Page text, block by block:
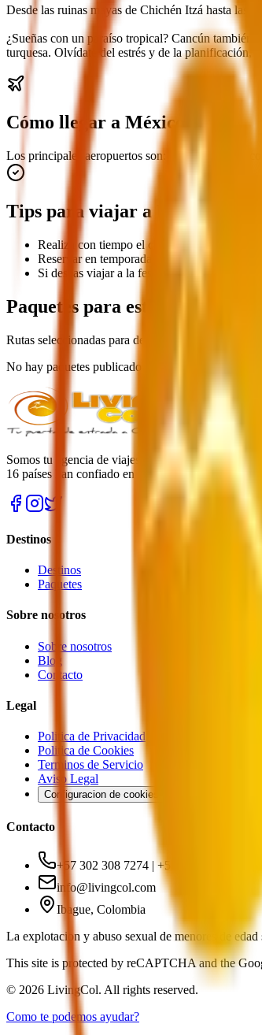
Desde las ruinas mayas de Chichén Itzá hasta las
¿Sueñas con un paraíso tropical? Cancún también
turquesa. Olvídate del estrés y de la planificación,
Cómo llegar a México
Los principales aeropuertos son: Ciudad de
Tips para viajar a México
Realiza con tiempo el check en la página de
Reservar en temporada baja méxicana
Si deseas viajar a la festividad del día de los
Paquetes para este destino
Rutas seleccionadas para descubrir este lugar con
No hay paquetes publicados para este destino.
Somos tu agencia de viajes online en Colombia
16 países han confiado en nosotros para vivir
Destinos
Destinos
Paquetes
Sobre nosotros
Sobre nosotros
Blog
Contacto
Legal
Politica de Privacidad
Politica de Cookies
Terminos de Servicio
Aviso Legal
Configuracion de cookies
Contacto
+57 302 308 7274 | +57 314 214 3073 |
info@livingcol.com
Ibague, Colombia
La explotacion y abuso sexual de menores de
This site is protected by reCAPTCHA and the
© 2026 LivingCol. All rights reserved.
Como te podemos ayudar?